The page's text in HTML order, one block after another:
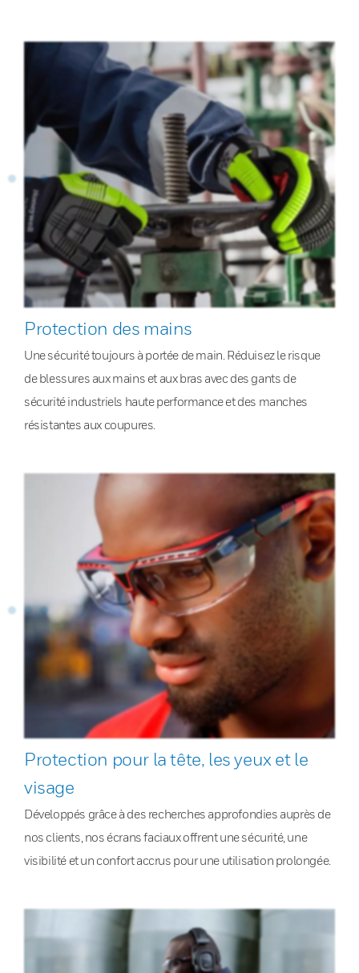
Protection des mains
Une sécurité toujours à portée de main. Réduisez le risque
de blessures aux mains et aux bras avec des gants de
sécurité industriels haute performance et des manches
résistantes aux coupures.
Protection pour la tête, les yeux et le
visage
Développés grâce à des recherches approfondies auprès de
nos clients, nos écrans faciaux offrent une sécurité, une
visibilité et un confort accrus pour une utilisation prolongée.